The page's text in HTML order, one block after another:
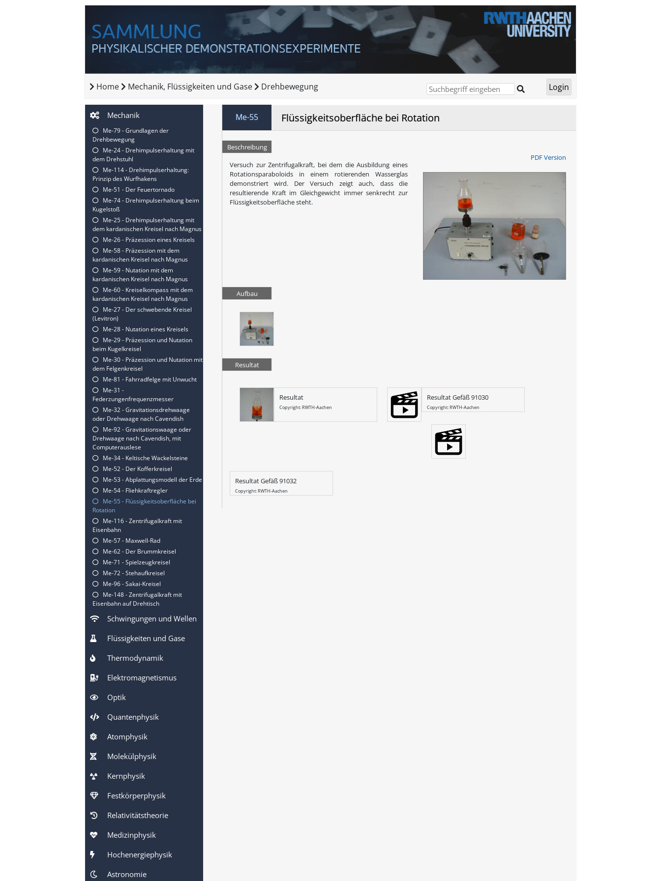
Home Mechanik, Flüssigkeiten und Gase Drehbewegung
Mechanik
Me-79 - Grundlagen der
Drehbewegung
Me-24 - Drehimpulserhaltung mit
dem Drehstuhl
Me-114 - Drehimpulserhaltung:
Prinzip des Wurfhakens
Me-51 - Der Feuertornado
Me-74 - Drehimpulserhaltung beim
Kugelstoß
Me-25 - Drehimpulserhaltung mit
dem kardanischen Kreisel nach Magnus
Me-26 - Präzession eines Kreisels
Me-58 - Präzession mit dem
kardanischen Kreisel nach Magnus
Me-59 - Nutation mit dem
kardanischen Kreisel nach Magnus
Me-60 - Kreiselkompass mit dem
kardanischen Kreisel nach Magnus
Me-27 - Der schwebende Kreisel
(Levitron)
Me-28 - Nutation eines Kreisels
Me-29 - Präzession und Nutation
beim Kugelkreisel
Me-30 - Präzession und Nutation mit
dem Felgenkreisel
Me-81 - Fahrradfelge mit Unwucht
Me-31 -
Federzungenfrequenzmesser
Me-32 - Gravitationsdrehwaage
oder Drehwaage nach Cavendish
Me-92 - Gravitationswaage oder
Drehwaage nach Cavendish, mit
Computerauslese
Me-34 - Keltische Wackelsteine
Me-52 - Der Kofferkreisel
Me-53 - Abplattungsmodell der Erde
Me-54 - Fliehkraftregler
Me-55 - Flüssigkeitsoberfläche bei
Rotation
Me-116 - Zentrifugalkraft mit
Eisenbahn
Me-57 - Maxwell-Rad
Me-62 - Der Brummkreisel
Me-71 - Spielzeugkreisel
Me-72 - Stehaufkreisel
Me-96 - Sakai-Kreisel
Me-148 - Zentrifugalkraft mit
Eisenbahn auf Drehtisch
Schwingungen und Wellen
Flüssigkeiten und Gase
Thermodynamik
Elektromagnetismus
Optik
Quantenphysik
Atomphysik
Molekülphysik
Kernphysik
Festkörperphysik
Relativitätstheorie
Medizinphysik
Hochenergiephysik
Astronomie
Me-55 Flüssigkeitsoberfläche bei Rotation
Beschreibung
PDF Version
Versuch zur Zentrifugalkraft, bei dem die Ausbildung eines
Rotationsparaboloids in einem rotierenden Wasserglas
demonstriert wird. Der Versuch zeigt auch, dass die
resultierende Kraft im Gleichgewicht immer senkrecht zur
Flüssigkeitsoberfläche steht.
Aufbau
Resultat
Resultat
Copyright: RWTH-Aachen
Resultat Gefäß 91030
Copyright: RWTH-Aachen
Resultat Gefäß 91032
Copyright: RWTH-Aachen